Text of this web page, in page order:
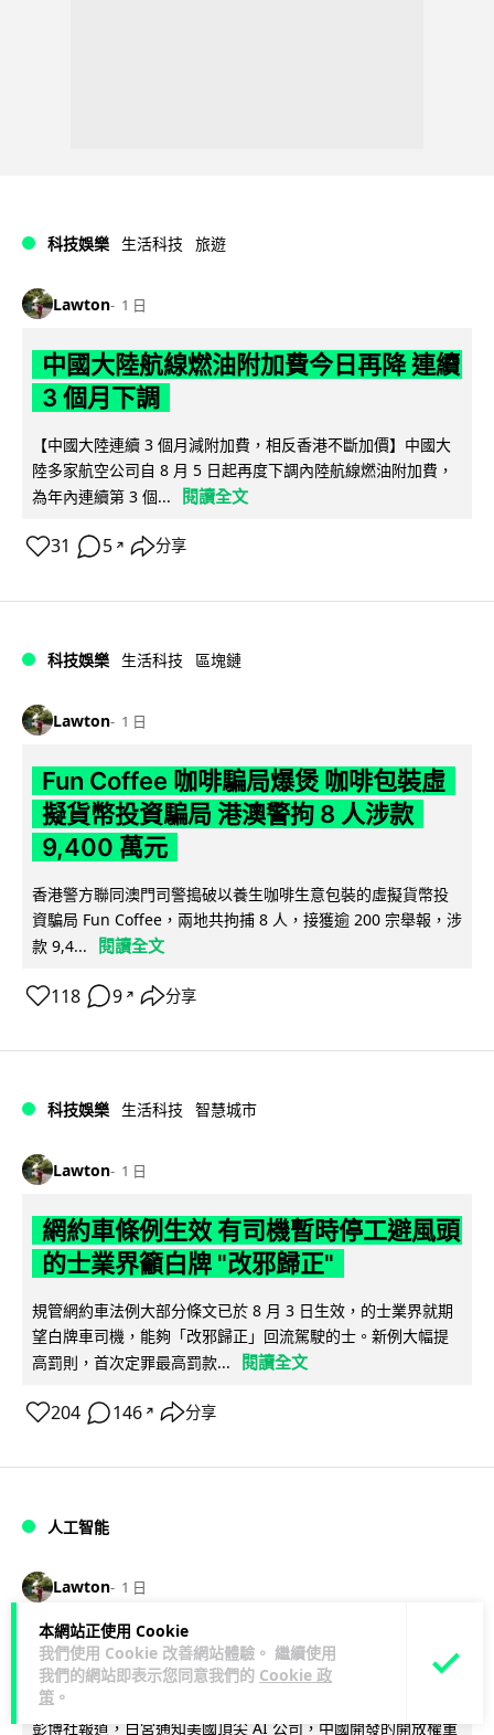
本網站正使用 Cookie
我們使用 Cookie 改善網站體驗。 繼續使用
我們的網站即表示您同意我們的 Cookie 政
策 。
科技娛樂 生活科技 旅遊
Lawton 1 日
中國大陸航線燃油附加費今日再降 連續
3 個月下調
【中國大陸連續 3 個月減附加費，相反香港不斷加價】中國大
陸多家航空公司自 8 月 5 日起再度下調內陸航線燃油附加費，
為年內連續第 3 個...
閱讀全文
31 5 ↗ 分享
科技娛樂 生活科技 區塊鏈
Lawton 1 日
Fun Coffee 咖啡騙局爆煲 咖啡包裝虛
擬貨幣投資騙局 港澳警拘 8 人涉款
9,400 萬元
香港警方聯同澳門司警搗破以養生咖啡生意包裝的虛擬貨幣投
資騙局 Fun Coffee，兩地共拘捕 8 人，接獲逾 200 宗舉報，涉
款 9,4...
閱讀全文
118 9 ↗ 分享
科技娛樂 生活科技 智慧城市
Lawton 1 日
網約車條例生效 有司機暫時停工避風頭
的士業界籲白牌 "改邪歸正"
規管網約車法例大部分條文已於 8 月 3 日生效，的士業界就期
望白牌車司機，能夠「改邪歸正」回流駕駛的士。新例大幅提
高罰則，首次定罪最高罰款...
閱讀全文
204 146 ↗ 分享
人工智能
Lawton 1 日
白宮拒測中國開放 AI 模型 業界質疑安
全框架選擇性執行
彭博社報道，白宮通知美國頂尖 AI 公司，中國開發的開放權重